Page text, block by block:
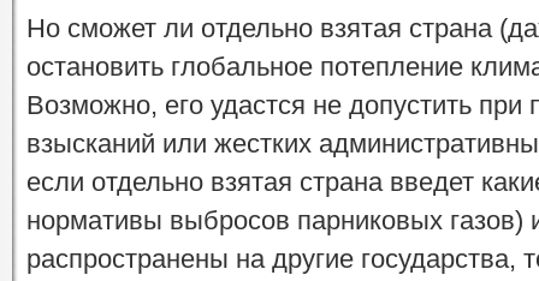
Но сможет ли отдельно взятая страна
остановить глобальное потепление
Возможно, его удастся не допустить
взысканий или жестких
если отдельно взятая страна введет
нормативы выбросов парниковых газов)
распространены на другие государства,